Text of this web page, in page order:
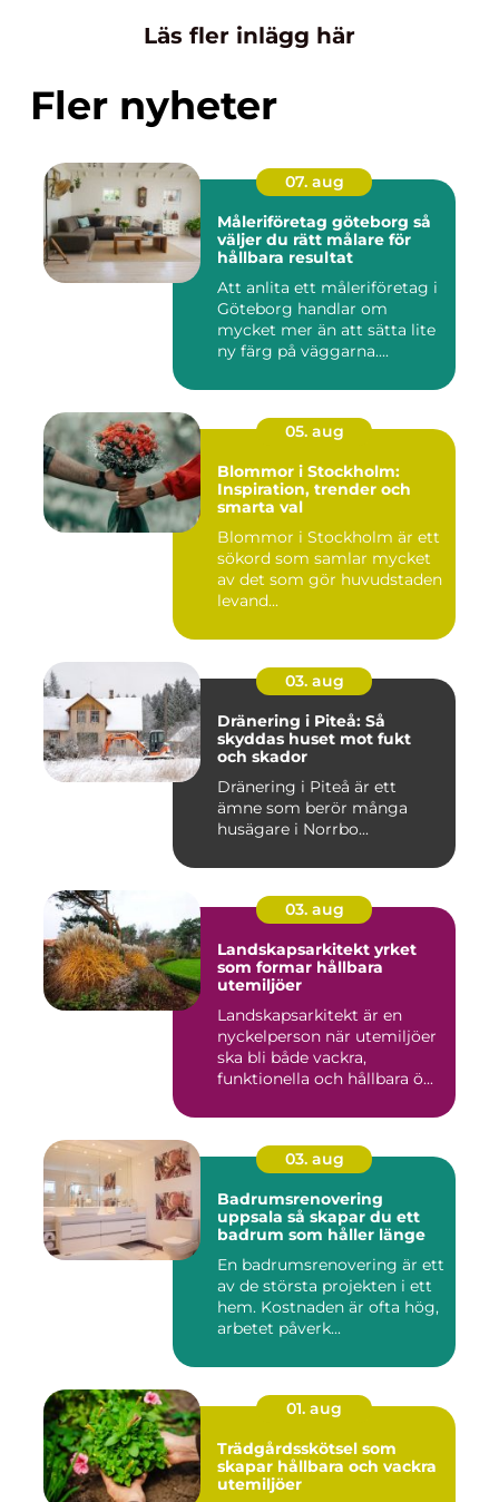
Läs fler inlägg här
Fler nyheter
07. aug
Måleriföretag göteborg så
väljer du rätt målare för
hållbara resultat
Att anlita ett måleriföretag i
Göteborg handlar om
mycket mer än att sätta lite
ny färg på väggarna....
05. aug
Blommor i Stockholm:
Inspiration, trender och
smarta val
Blommor i Stockholm är ett
sökord som samlar mycket
av det som gör huvudstaden
levand...
03. aug
Dränering i Piteå: Så
skyddas huset mot fukt
och skador
Dränering i Piteå är ett
ämne som berör många
husägare i Norrbo...
03. aug
Landskapsarkitekt yrket
som formar hållbara
utemiljöer
Landskapsarkitekt är en
nyckelperson när utemiljöer
ska bli både vackra,
funktionella och hållbara ö...
03. aug
Badrumsrenovering
uppsala så skapar du ett
badrum som håller länge
En badrumsrenovering är ett
av de största projekten i ett
hem. Kostnaden är ofta hög,
arbetet påverk...
01. aug
Trädgårdsskötsel som
skapar hållbara och vackra
utemiljöer